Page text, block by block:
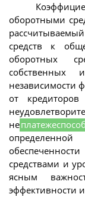
оборотными
средств к
оборотных
собственных
независимости
от
не
средствами и
ясным
эффективности